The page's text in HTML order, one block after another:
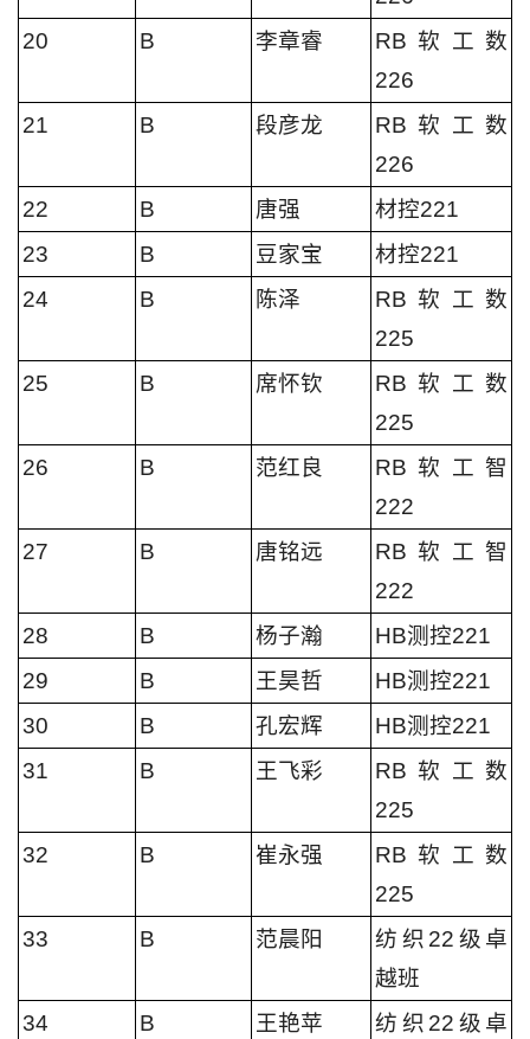
20
B 李章睿
RB软工数
226
21
B 段彦龙
RB软工数
226
22
B 唐强
材控221
23
B 豆家宝
材控221
24
B 陈泽
RB软工数
225
25
B 席怀钦
RB软工数
225
26
B 范红良
RB软工智
222
27
B 唐铭远
RB软工智
222
28
B 杨子瀚
HB测控221
29
B 王昊哲
HB测控221
30
B 孔宏辉
HB测控221
31
B 王飞彩
RB软工数
225
32
B 崔永强
RB软工数
225
33
B 范晨阳
纺织22级卓
越班
34
B 王艳苹 纺织22级卓